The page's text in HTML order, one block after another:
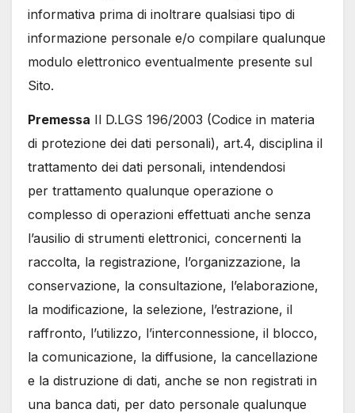
informativa prima di inoltrare qualsiasi tipo di
informazione personale e/o compilare qualunque
modulo elettronico eventualmente presente sul
Sito.
Premessa Il D.LGS 196/2003 (Codice in materia
di protezione dei dati personali), art.4, disciplina il
trattamento dei dati personali, intendendosi
per trattamento qualunque operazione o
complesso di operazioni effettuati anche senza
l’ausilio di strumenti elettronici, concernenti la
raccolta, la registrazione, l’organizzazione, la
conservazione, la consultazione, l’elaborazione,
la modificazione, la selezione, l’estrazione, il
raffronto, l’utilizzo, l’interconnessione, il blocco,
la comunicazione, la diffusione, la cancellazione
e la distruzione di dati, anche se non registrati in
una banca dati, per dato personale qualunque